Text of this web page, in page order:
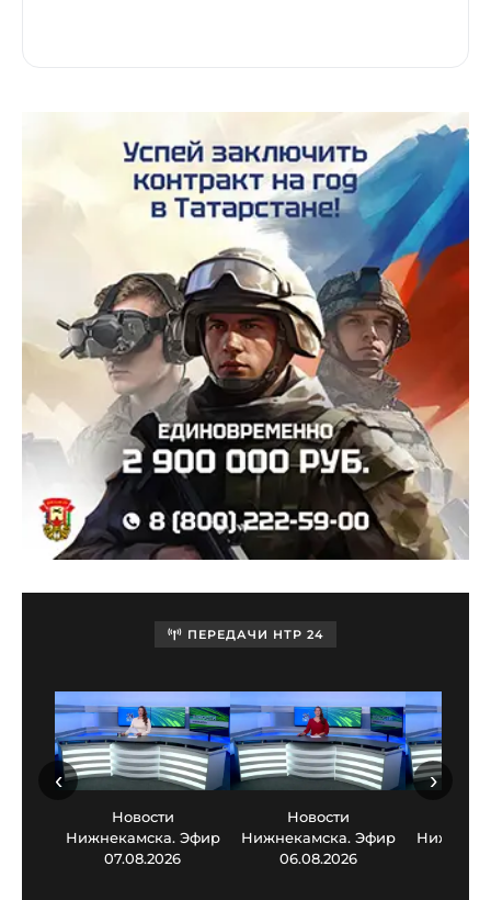
ПЕРЕДАЧИ НТР 24
Новости
Нижнекамска. Эфир
07.08.2026
Новости
Нижнекамска. Эфир
06.08.2026
‹ ›